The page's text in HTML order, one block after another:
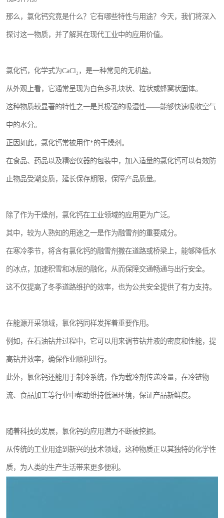
那么，氯化钙究竟是什么？它有哪些特性与用途？今天，我们将深入
探讨这一物质，并了解其在现代工业中的应用价值。
氯化钙，化学式为CaCl₂，是一种常见的无机盐。
从外观上看，它通常呈现为白色多孔块状、粒状或蜂窝状固体。
这种物质较显著的特性之一是其极强的吸湿性——能够快速吸收空气
中的水分。
正因如此，氯化钙常被用作*的干燥剂。
在食品、药品以及精密仪器的包装中，加入适量的氯化钙可以有效防
止物品受潮变质，延长保存期限，保障产品质量。
除了作为干燥剂，氯化钙在工业领域的应用更为广泛。
其中，较为人熟知的用途之一是作为融雪剂的重要成分。
在寒冷季节，将含有氯化钙的融雪剂撒在道路或桥梁上，能够降低水
的冰点，加速积雪和冰层的融化，从而保障交通畅通与出行安全。
这不仅提高了冬季道路维护的效率，也为公共安全提供了有力支持。
在能源开采领域，氯化钙同样发挥着重要作用。
例如，在石油钻井过程中，它可以用来调节钻井液的密度和性能，提
高钻井效率，确保作业顺利进行。
此外，氯化钙还能用于制冷系统，作为载冷剂传递冷量，在冷链物
流、食品加工等行业中帮助维持低温环境，保证产品新鲜度。
随着科技的发展，氯化钙的应用潜力不断被挖掘。
从传统的工业用途到新兴的技术领域，这种物质正以其独特的化学性
质，为人类的生产生活带来更多便利。